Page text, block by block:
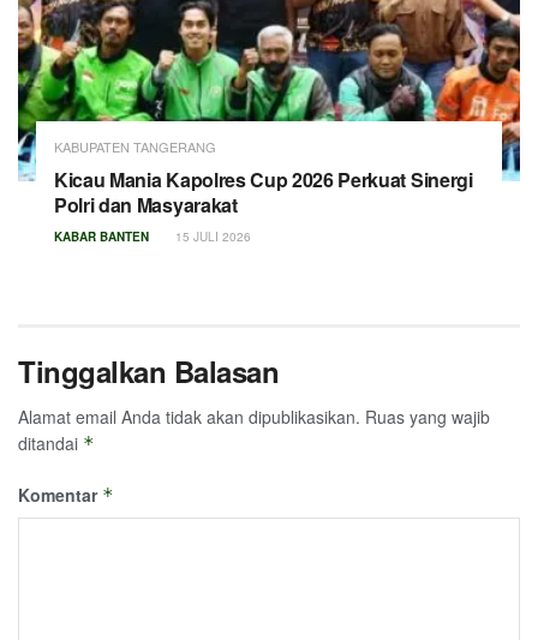
KABUPATEN TANGERANG
Kicau Mania Kapolres Cup 2026 Perkuat Sinergi
Polri dan Masyarakat
KABAR BANTEN 15 JULI 2026
Tinggalkan Balasan
Alamat email Anda tidak akan dipublikasikan. Ruas yang wajib
ditandai *
Komentar *